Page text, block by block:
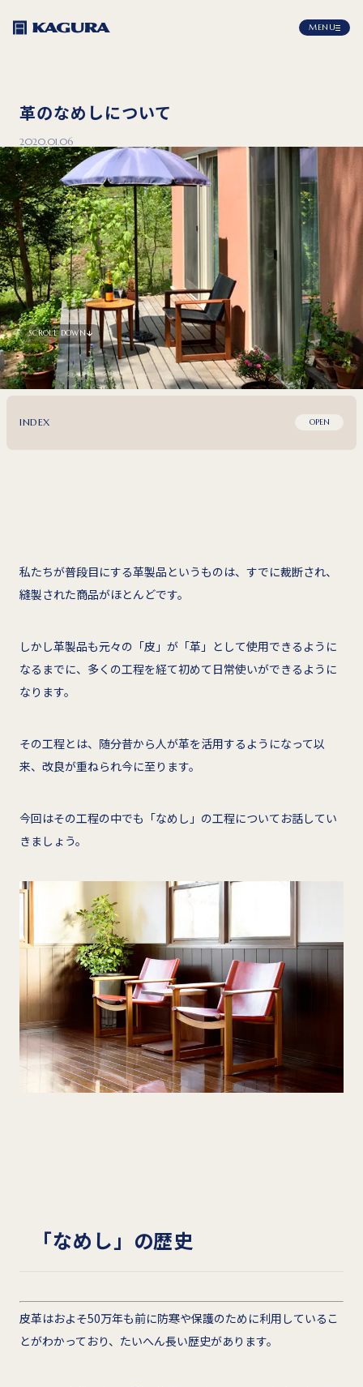
MENU
革のなめしについて
2020.01.06
SCROLL DOWN
INDEX OPEN
私たちが普段目にする革製品というものは、すでに裁断され、
縫製された商品がほとんどです。
しかし革製品も元々の「皮」が「革」として使用できるように
なるまでに、多くの工程を経て初めて日常使いができるように
なります。
その工程とは、随分昔から人が革を活用するようになって以
来、改良が重ねられ今に至ります。
今回はその工程の中でも「なめし」の工程についてお話してい
きましょう。
「なめし」の歴史
皮革はおよそ50万年も前に防寒や保護のために利用しているこ
とがわかっており、たいへん長い歴史があります。